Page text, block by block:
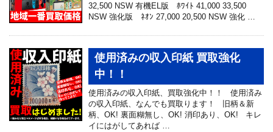
32,500 NSW 有機EL版 ﾎﾜｲﾄ 41,000 33,500
NSW 強化版 ﾈｵﾝ 27,000 20,500 NSW 強化 …
使用済みの収入印紙 買取強化
中！！
使用済みの収入印紙、買取強化中！！ 使用済み
の収入印紙、なんでも買取ります！ 旧柄＆新
柄、OK! 裏面糊無し、OK! 消印あり、OK! キレ
イにはがしてあれば …